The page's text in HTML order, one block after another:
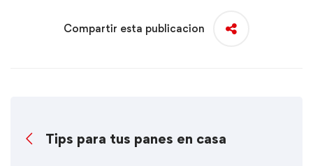
Compartir esta publicacion
Tips para tus panes en casa